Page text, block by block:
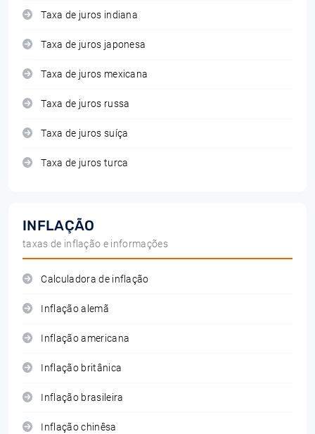
Taxa de juros indiana
Taxa de juros japonesa
Taxa de juros mexicana
Taxa de juros russa
Taxa de juros suíça
Taxa de juros turca
INFLAÇÃO
taxas de inflação e informações
Calculadora de inflação
Inflação alemã
Inflação americana
Inflação britânica
Inflação brasileira
Inflação chinêsa